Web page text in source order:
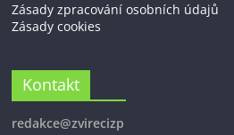
Zásady zpracování osobních údajů
Zásady cookies
Kontakt
redakce@zvirecizp